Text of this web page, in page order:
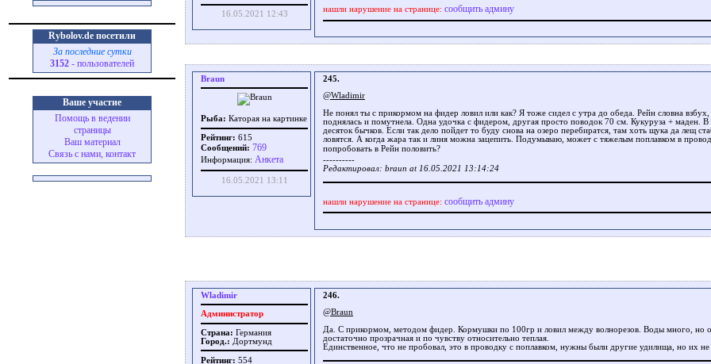
Rybolov.de посетили
За последние сутки
3152 - пользователей
Ваше участие
Помощь в ведении
страницы
Ваш материал
Связь с нами, контакт
16.05.2021 12:43
нашли нарушение на странице: сообщить админу
Braun
Рыба: Каторая на картинке
Рейтинг: 615
Сообщений: 769
Информация: Aнкета
16.05.2021 13:11
245.
@Wladimir
Не понял ты с прикормом на фидер ловил или как? Я тоже сидел с утра до обеда. Рейн словна взбух,
поднялась и помутнела. Одна удочка с фидером, другая просто поводок 70 см. Кукуруза + маден. В
десяток бычков. Если так дело пойдет то буду снова на озеро перебиратся, там хоть щука да лещ
ловятся. А когда жара так и линя можна зацепить. Подумываю, может с тяжелым поплавком в
попробовать в Рейн половить?
----------
Редактировал: braun at 16.05.2021 13:14:24
нашли нарушение на странице: сообщить админу
Wladimir
Администратор
Страна: Германия
Город.: Дортмунд
Рейтинг: 554
246.
@Braun
Да. С прикормом, методом фидер. Кормушки по 100гр и ловил между волнорезов. Воды много, но
достаточно прозрачная и по чувству относительно теплая.
Единственное, что не пробовал, это в проводку с поплавком, нужны были другие удилища, но их